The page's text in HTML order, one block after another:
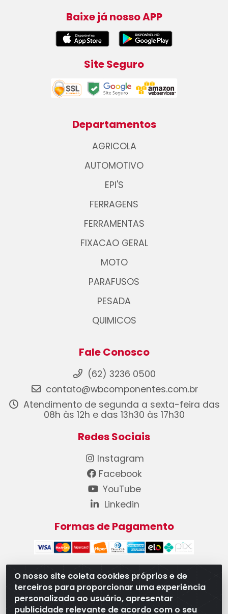
O nosso site coleta cookies próprios e de
terceiros para proporcionar uma experiência
personalizada ao usuário, apresentar
publicidade relevante de acordo com o seu
Baixe já nosso APP
Site Seguro
Departamentos
AGRICOLA
AUTOMOTIVO
EPI'S
FERRAGENS
FERRAMENTAS
FIXACAO GERAL
MOTO
PARAFUSOS
PESADA
QUIMICOS
Fale Conosco
(62) 3236 0500
contato@wbcomponentes.com.br
Atendimento de segunda a sexta-feira das
08h às 12h e das 13h30 às 17h30
Redes Sociais
Instagram
Facebook
YouTube
Linkedin
Formas de Pagamento
WB Componentes Automotivos LTDA - CNPJ
08.528.393/0001-12 - Rua do Níquel, 667 - Parque
Oeste Industrial, Goiânia/GO - CEP 74375-660